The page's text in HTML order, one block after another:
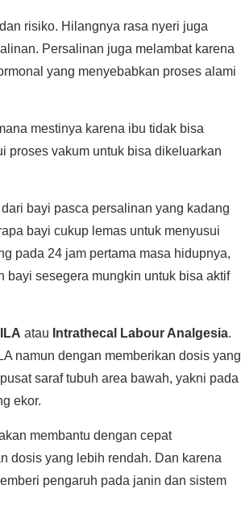
risiko. Hilangnya rasa nyeri juga
Persalinan juga melambat karena
yang menyebabkan proses alami
mestinya karena ibu tidak bisa
proses vakum untuk bisa dikeluarkan
bayi pasca persalinan yang kadang
bayi cukup lemas untuk menyusui
pada 24 jam pertama masa hidupnya,
bayi sesegera mungkin untuk bisa aktif
ILA atau Intrathecal Labour Analgesia.
namun dengan memberikan dosis yang
saraf tubuh area bawah, yakni pada
ekor.
membantu dengan cepat
dosis yang lebih rendah. Dan karena
pengaruh pada janin dan sistem